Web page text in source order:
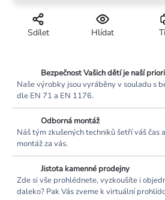
Hlídat
Sdílet
Bezpečnost Vašich dětí je naší
Naše výrobky jsou vyráběny v souladu s
dle EN 71 a EN 1176.
Odborná montáž
Náš tým zkušených techniků šetří váš čas
montáž za vás.
Jistota kamenné prodejny
Zde si vše prohlédnete, vyzkoušíte i
daleko? Pak Vás zveme k virtuální